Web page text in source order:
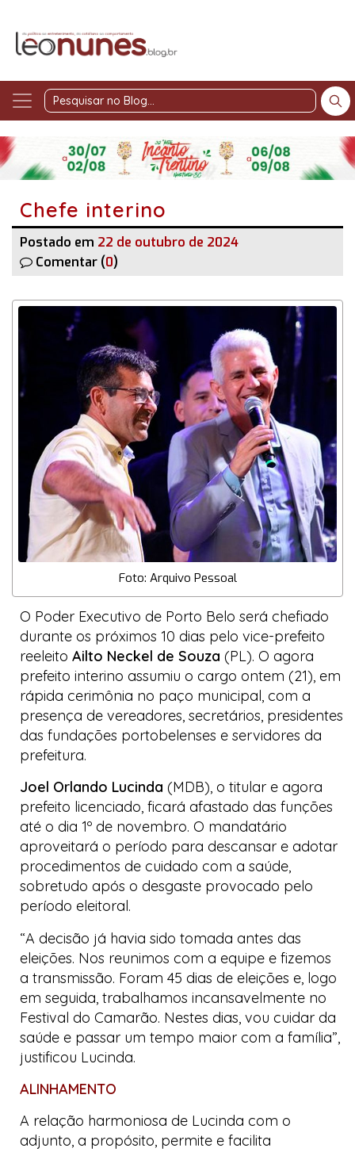
Pesquisar
Blog
Chefe interino
Postado em 22 de outubro de 2024
Comentar (0)
Foto: Arquivo Pessoal
O Poder Executivo de Porto Belo será chefiado
durante os próximos 10 dias pelo vice-prefeito
reeleito Ailto Neckel de Souza (PL). O agora
prefeito interino assumiu o cargo ontem (21), em
rápida cerimônia no paço municipal, com a
presença de vereadores, secretários, presidentes
das fundações portobelenses e servidores da
prefeitura.
Joel Orlando Lucinda (MDB), o titular e agora
prefeito licenciado, ficará afastado das funções
até o dia 1º de novembro. O mandatário
aproveitará o período para descansar e adotar
procedimentos de cuidado com a saúde,
sobretudo após o desgaste provocado pelo
período eleitoral.
“A decisão já havia sido tomada antes das
eleições. Nos reunimos com a equipe e fizemos
a transmissão. Foram 45 dias de eleições e, logo
em seguida, trabalhamos incansavelmente no
Festival do Camarão. Nestes dias, vou cuidar da
saúde e passar um tempo maior com a família”,
justificou Lucinda.
ALINHAMENTO
A relação harmoniosa de Lucinda com o
adjunto, a propósito, permite e facilita